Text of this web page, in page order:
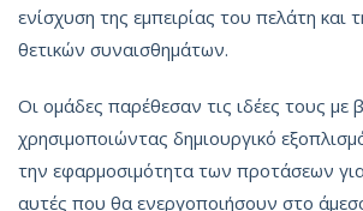
ενίσχυση της εμπειρίας του πελάτη και
θετικών συναισθημάτων.
Οι ομάδες παρέθεσαν τις ιδέες τους με
χρησιμοποιώντας δημιουργικό
την εφαρμοσιμότητα των προτάσεων
αυτές που θα ενεργοποιήσουν στο